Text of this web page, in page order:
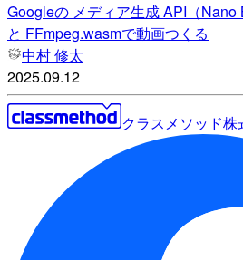
Googleの メディア生成 API（Nano
と FFmpeg.wasmで動画つくる
中村 修太
2025.09.12
クラスメソッド株